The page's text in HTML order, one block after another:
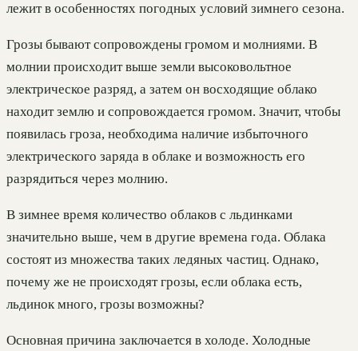
лежит в особенностях погодных условий зимнего сезона.
Грозы бывают сопровождены громом и молниями. В
молнии происходит выше земли высоковольтное
электрическое разряд, а затем он восходящие облако
находит землю и сопровождается громом. Значит, чтобы
появилась гроза, необходима наличие избыточного
электрического заряда в облаке и возможность его
разрядиться через молнию.
В зимнее время количество облаков с льдинками
значительно выше, чем в другие времена года. Облака
состоят из множества таких ледяных частиц. Однако,
почему же не происходят грозы, если облака есть,
льдинок много, грозы возможны?
Основная причина заключается в холоде. Холодные